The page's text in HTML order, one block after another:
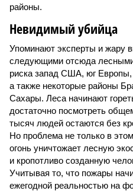
районы.
Невидимый убийца
Упоминают эксперты и жару
следующими отсюда
риска запад США, юг
а также некоторые районы
Сахары. Леса начинают
достаточно посмотреть
тысяч людей остаются без
Но проблема не только в
огонь уничтожает лесную
и кропотливо созданную
Учитывая то, что пожары
ежегодной реальностью на